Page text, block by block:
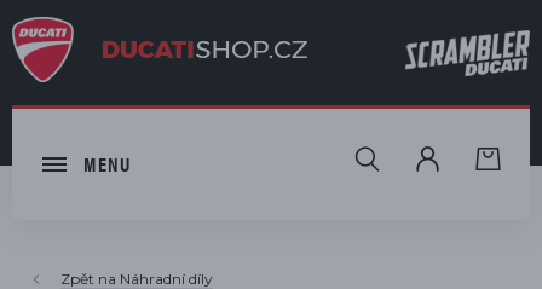
MENU HLEDAT
Náhradní díly